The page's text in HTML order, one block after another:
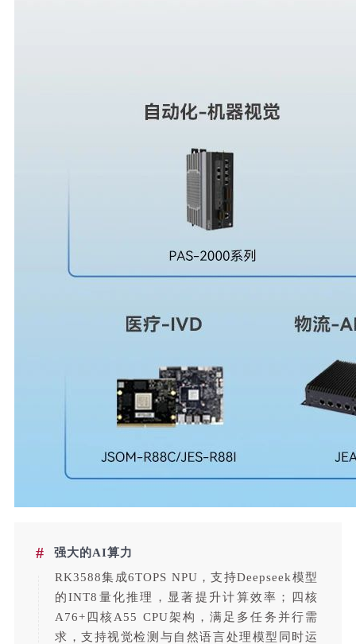
#
强大的AI算力
RK3588集成6TOPS NPU，支持Deepseek模型
的INT8量化推理，显著提升计算效率；四核
A76+四核A55 CPU架构，满足多任务并行需
求，支持视觉检测与自然语言处理模型同时运